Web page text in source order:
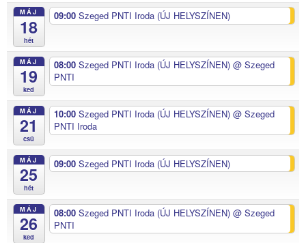
MÁJ
18
hét
09:00 Szeged PNTI Iroda (ÚJ HELYSZÍNEN)
MÁJ
19
ked
08:00 Szeged PNTI Iroda (ÚJ HELYSZÍNEN) @ Szeged
PNTI
MÁJ
21
csü
10:00 Szeged PNTI Iroda (ÚJ HELYSZÍNEN) @ Szeged
PNTI Iroda
MÁJ
25
hét
09:00 Szeged PNTI Iroda (ÚJ HELYSZÍNEN)
MÁJ
26
ked
08:00 Szeged PNTI Iroda (ÚJ HELYSZÍNEN) @ Szeged
PNTI